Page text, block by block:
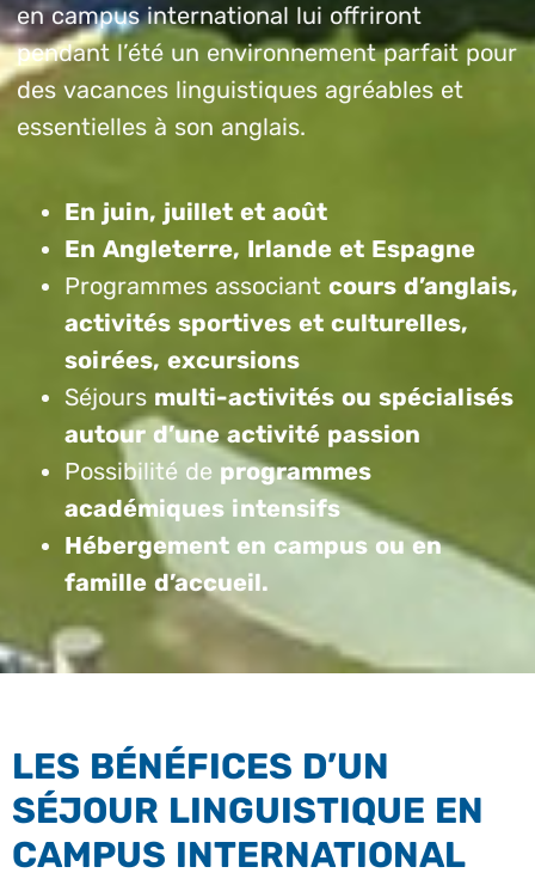
en campus international lui offriront
pendant l’été un environnement parfait pour
des vacances linguistiques agréables et
essentielles à son anglais.
En juin, juillet et août
En Angleterre, Irlande et Espagne
Programmes associant cours d’anglais,
activités sportives et culturelles,
soirées, excursions
Séjours multi-activités ou spécialisés
autour d’une activité passion
Possibilité de programmes
académiques intensifs
Hébergement en campus ou en
famille d’accueil.
LES BÉNÉFICES D’UN
SÉJOUR LINGUISTIQUE EN
CAMPUS INTERNATIONAL